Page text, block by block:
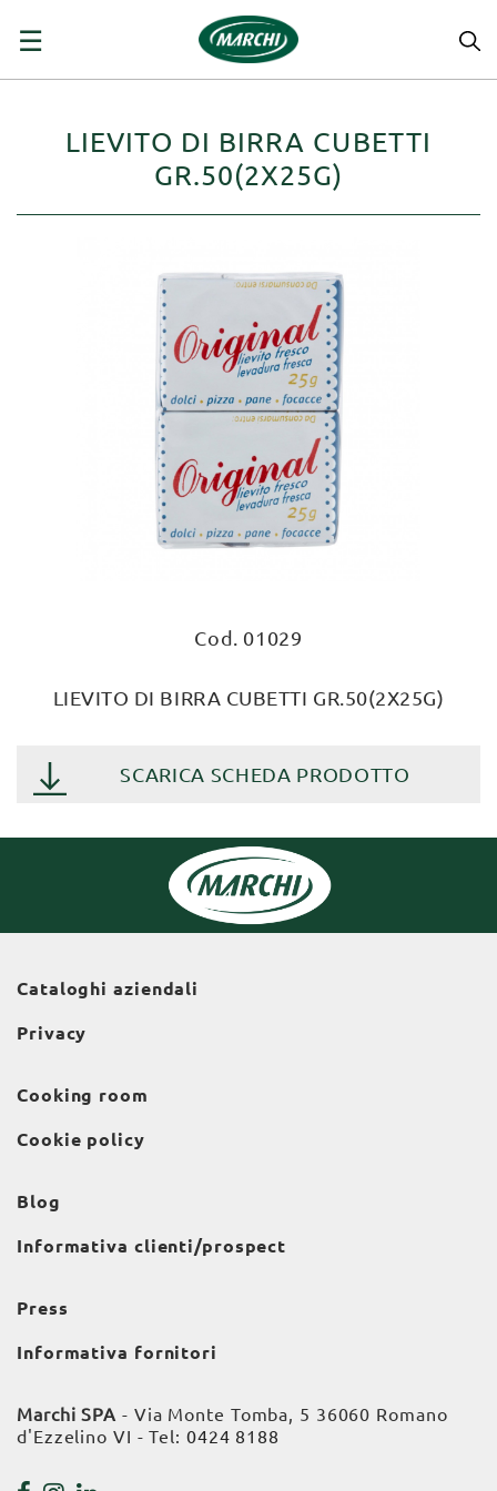
navigazione
☰
LIEVITO DI BIRRA CUBETTI
GR.50(2X25G)
Cod. 01029
LIEVITO DI BIRRA CUBETTI GR.50(2X25G)
SCARICA SCHEDA PRODOTTO
Cataloghi aziendali
Privacy
Cooking room
Cookie policy
Blog
Informativa clienti/prospect
Press
Informativa fornitori
Marchi SPA - Via Monte Tomba, 5 36060 Romano
d'Ezzelino VI - Tel: 0424 8188